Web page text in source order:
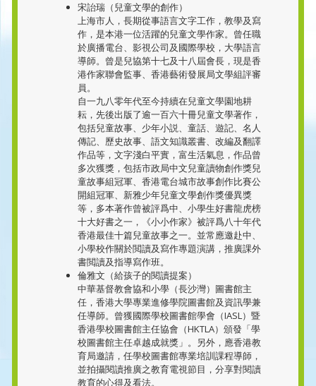
宋詒瑞（兒童文學的創作）
上海市人，長期從事語言文字工作，教學及寫
作，是本港一位活躍的兒童文學作家。曾任職
於廣播電台、影視公司及國際學校，大學語言
導師。曾是兒協第十七及十八屆會長，現是香
港作家聯會監事、香港藝術發展局文學組評審
員。
自一九八零年代至今持續在兒童文學園地耕
耘，先後出版了逾一百六十冊兒童文學著作，
包括兒童故事、少年小説、童話、遊記、名人
傳記、歷史故事、語文知識叢書、改編及翻譯
作品等，文字淺白平實，富生活氣息，作品曾
多次獲獎，包括市政局中文兒童讀物創作獎兒
童故事組冠軍、香港電台城市故事創作比賽公
開組冠軍、新雅少年兒童文學創作獎優異獎
等，多本著作曾被評爲中、小學生好書龍虎榜
十大好書之一，《小小作家》被評爲八十年代
香港最佳十篇兒童故事之一。並常應邀赴中、
小學校作關於閲讀及寫作專題演講，推廣課外
書閲讀及指導寫作班。
倫雅文（給孩子的閱讀提案）
中華基督教會協和小學（長沙灣）圖書館主
任，香港大學專業進修學院圖書館及資訊學兼
任導師。曾獲國際學校圖書館學會（IASL）暨
香港學校圖書館主任協會（HKTLA）頒發「學
校圖書館主任卓越成就獎」。另外，應香港教
育局邀請，任學校圖書館專業培訓課程導師，
並拍攝閱讀推廣之教育電視節目，分享對閱讀
教育的心得及看法。